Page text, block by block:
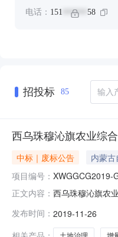
电话： 151 ****** 58
招投标 85
西乌珠穆沁旗农业综
中标｜废标公告
内蒙
项目编号： XWGGCG2019-
正文内容： 西乌珠穆沁旗农
网、锡林郭勒盟
了
发布时间： 2019-11-26